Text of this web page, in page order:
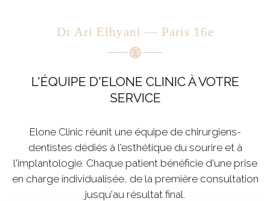
Dr Ari Elhyani — Paris 16e
L'ÉQUIPE D'ELONE CLINIC À VOTRE
SERVICE
Elone Clinic réunit une équipe de chirurgiens-
dentistes dédiés à l'esthétique du sourire et à
l'implantologie. Chaque patient bénéficie d'une prise
en charge individualisée, de la première consultation
jusqu'au résultat final.